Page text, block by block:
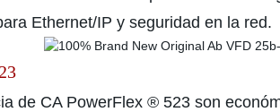
Ethernet/IP y seguridad en la red.
de CA PowerFlex ® 523 son